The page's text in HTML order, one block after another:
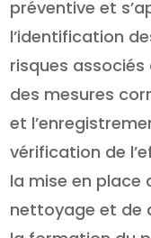
préventive et
l’identification
risques
des mesures
et
vérification de
la mise en place
nettoyage et de